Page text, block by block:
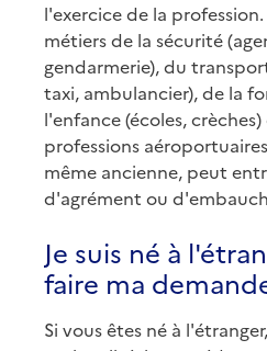
l'exercice de la
métiers de la sécurité
gendarmerie), du
taxi, ambulancier), de la
l'enfance (écoles,
professions
même ancienne, peut
d'agrément ou
Je suis né à
faire ma
Si vous êtes né à